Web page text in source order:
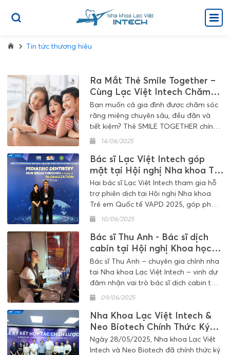
Tin tức thương hiệu
Ra Mắt Thẻ Smile Together –
Cùng Lạc Việt Intech Chăm
Răng Khỏe Cho Cả Gia Đình
Bạn muốn cả gia đình được chăm sóc
răng miệng chuyên sâu, đều đặn và
tiết kiệm? Thẻ SMILE TOGETHER chính
là món quà sức khỏe trọn vẹn từ Nha
các gia đình hiện đại.
14/06/2025
Bác sĩ Lạc Việt Intech góp
mặt tại Hội nghị Nha khoa Trẻ
em Quốc tế VAPD 2025
Hai bác sĩ Lạc Việt Intech tham gia hỗ
trợ phiên dịch tại Hội nghị Nha khoa
Trẻ em Quốc tế VAPD 2025, góp phần
kết nối tri thức quốc tế và cập nhật xu
nha khoa trẻ em.
10/06/2025
Bác sĩ Thu Anh - Bác sĩ dịch
cabin tại Hội nghị Khoa học
và Triển lãm Nha khoa Trẻ em
Quốc tế lần thứ nhất
Bác sĩ Thu Anh – chuyên gia chỉnh nha
tại Nha khoa Lạc Việt Intech – vinh dự
đảm nhận vai trò bác sĩ dịch cabin tại
Hội nghị Nha khoa Trẻ em Quốc tế.
thể hiện năng lực ngoại ngữ xuất sắc,
trở thành cầu nối tri thức y khoa toàn
cầu. Một minh chứng cho sự toàn diện
và hội nhập của y bác sĩ Việt Nam.
09/06/2025
Nha Khoa Lạc Việt Intech &
Neo Biotech Chính Thức Ký
Kết Hợp Tác Chiến Lược
Ngày 28/05/2025, Nha khoa Lạc Việt
Intech và Neo Biotech đã chính thức ký